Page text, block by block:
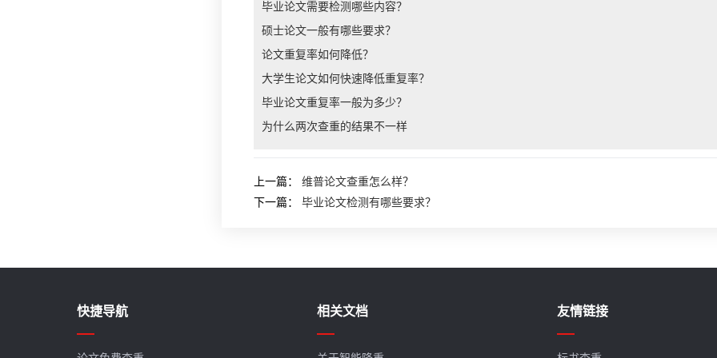
毕业论文需要检测哪些内容？
硕士论文一般有哪些要求？
论文重复率如何降低？
大学生论文如何快速降低重复率？
毕业论文重复率一般为多少？
为什么两次查重的结果不一样
上一篇： 维普论文查重怎么样？
下一篇： 毕业论文检测有哪些要求？
快捷导航 相关文档 友情链接